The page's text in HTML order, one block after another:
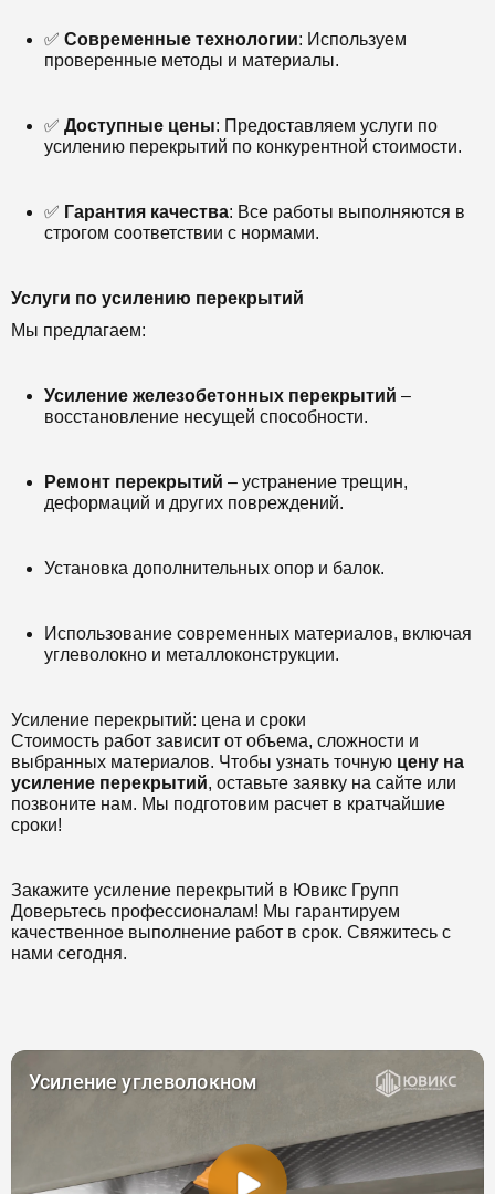
✅ Современные технологии: Используем
проверенные методы и материалы.
✅ Доступные цены: Предоставляем услуги по
усилению перекрытий по конкурентной стоимости.
✅ Гарантия качества: Все работы выполняются в
строгом соответствии с нормами.
Услуги по усилению перекрытий
Мы предлагаем:
Усиление железобетонных перекрытий –
восстановление несущей способности.
Ремонт перекрытий – устранение трещин,
деформаций и других повреждений.
Установка дополнительных опор и балок.
Использование современных материалов, включая
углеволокно и металлоконструкции.
Усиление перекрытий: цена и сроки
Стоимость работ зависит от объема, сложности и
выбранных материалов. Чтобы узнать точную цену на
усиление перекрытий, оставьте заявку на сайте или
позвоните нам. Мы подготовим расчет в кратчайшие
сроки!
Закажите усиление перекрытий в Ювикс Групп
Доверьтесь профессионалам! Мы гарантируем
качественное выполнение работ в срок. Свяжитесь с
нами сегодня.